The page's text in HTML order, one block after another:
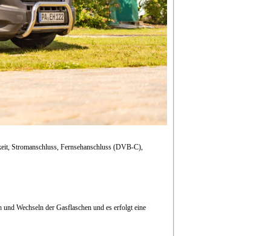
Stromanschluss, Fernsehanschluss (DVB-C),
Wechseln der Gasflaschen und es erfolgt eine